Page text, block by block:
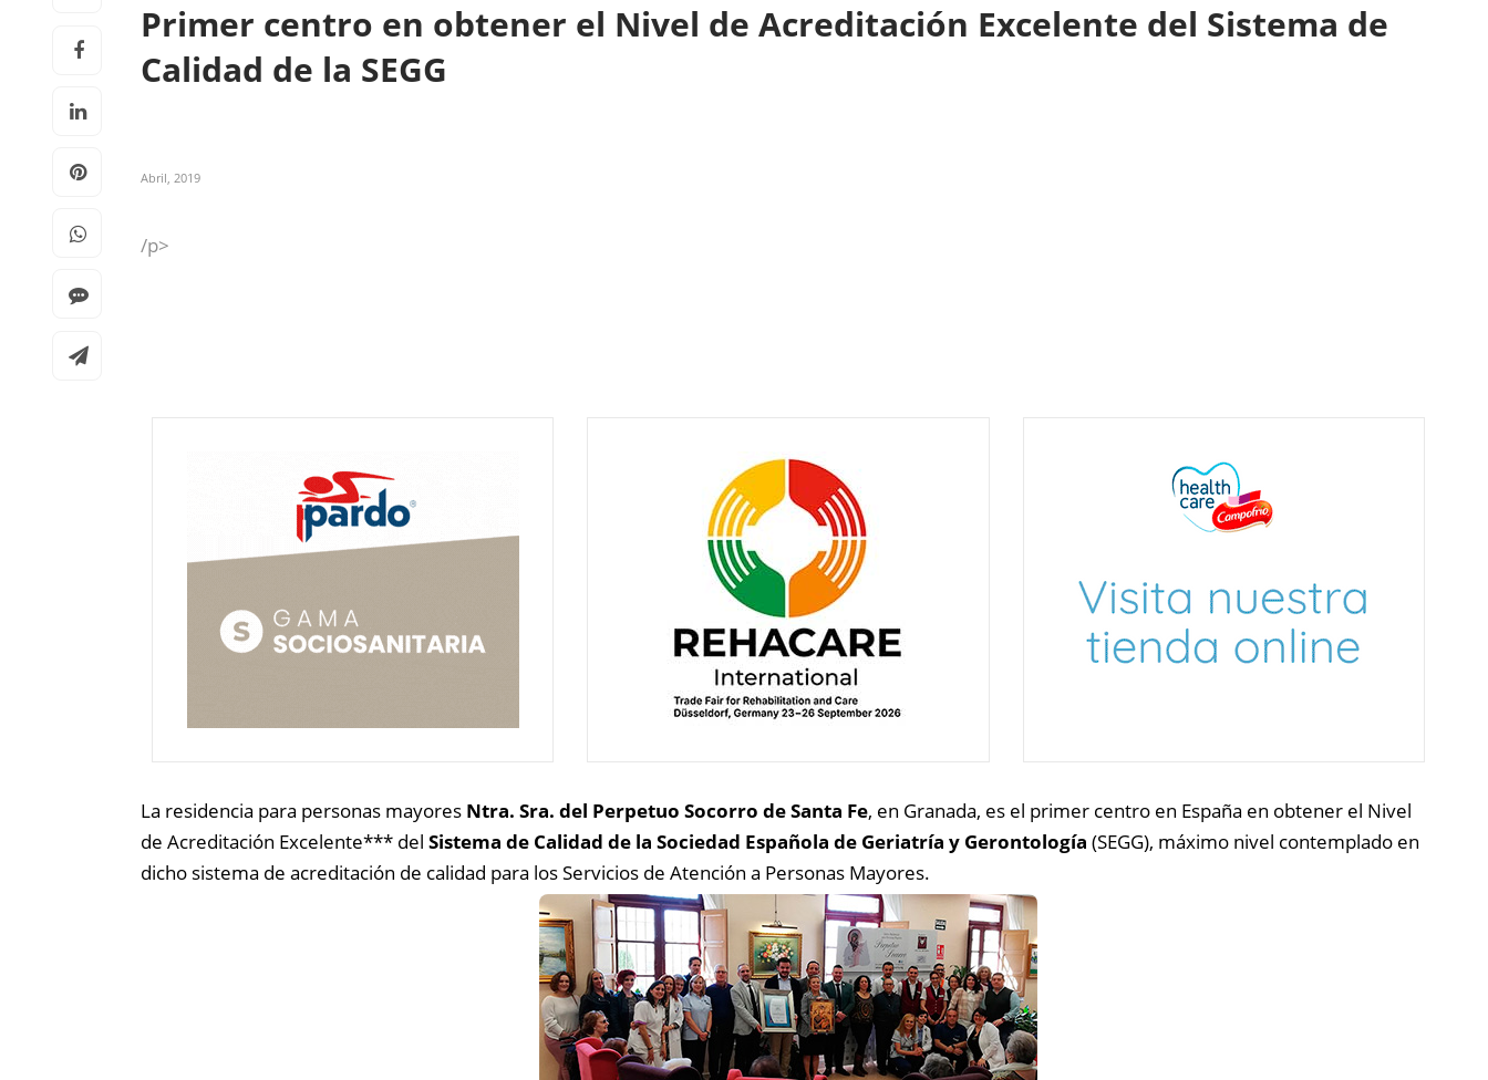
Primer centro en obtener el Nivel de Acreditación Excelente del Sistema de
Calidad de la SEGG
Abril, 2019
/p>
La residencia para personas mayores Ntra. Sra. del Perpetuo Socorro de Santa Fe, en Granada, es el primer centro en España en obtener el Nivel
de Acreditación Excelente*** del Sistema de Calidad de la Sociedad Española de Geriatría y Gerontología (SEGG), máximo nivel contemplado en
dicho sistema de acreditación de calidad para los Servicios de Atención a Personas Mayores.